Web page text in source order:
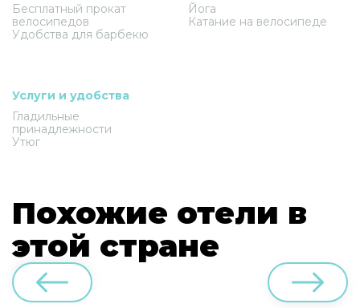
Бесплатный прокат
велосипедов
Удобства для барбекю
Йога
Катание на велосипеде
Услуги и удобства
Гладильные
принадлежности
Утюг
Похожие отели в
этой стране